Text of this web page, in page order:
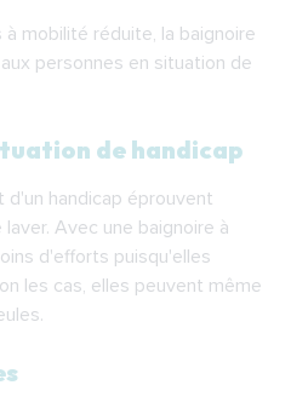
mobilité réduite, la baignoire
personnes en situation de
de handicap
handicap éprouvent
Avec une baignoire à
d'efforts puisqu'elles
les cas, elles peuvent même